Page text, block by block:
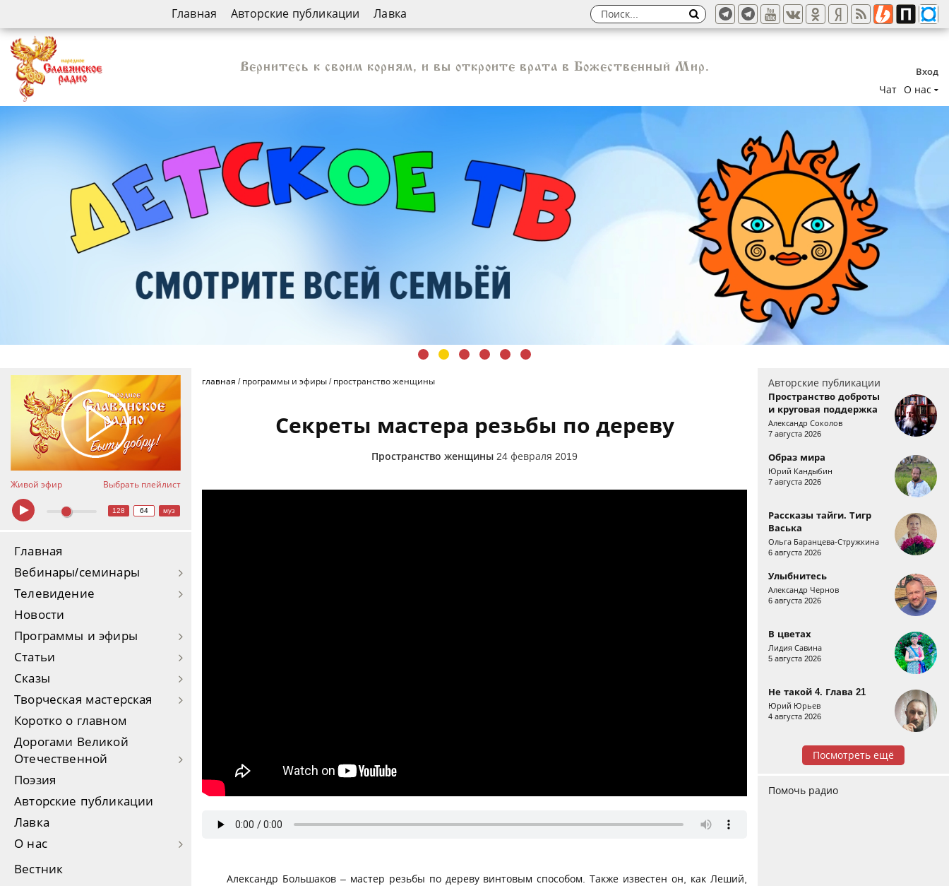
Главная Авторские публикации Лавка
Вход
Чат О нас
Вернитесь к своим корням, и вы откроите врата в Божественный Мир.
Живой эфир Выбрать плейлист
128 64 муз
Главная
Вебинары/семинары
Телевидение
Новости
Программы и эфиры
Статьи
Сказы
Творческая мастерская
Коротко о главном
Дорогами Великой
Отечественной
Поэзия
Авторские публикации
Лавка
О нас
Вестник
главная / программы и эфиры/ пространство женщины
Секреты мастера резьбы по дереву
Пространство женщины 24 февраля 2019
Александр Большаков – мастер резьбы по дереву винтовым способом. Также известен он, как Леший,
Авторские публикации
Пространство доброты
и круговая поддержка
Александр Соколов
7 августа 2026
Образ мира
Юрий Кандыбин
7 августа 2026
Рассказы тайги. Тигр
Васька
Ольга Баранцева-Стружкина
6 августа 2026
Улыбнитесь
Александр Чернов
6 августа 2026
В цветах
Лидия Савина
5 августа 2026
Не такой 4. Глава 21
Юрий Юрьев
4 августа 2026
Посмотреть ещё
Помочь радио